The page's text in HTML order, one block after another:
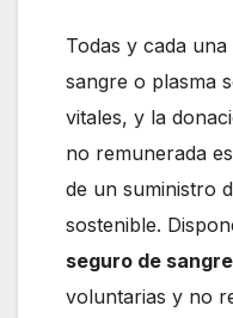
Todas y cada
sangre o plasma
vitales, y la
no remunerada
de un suministro
sostenible.
seguro de sangre
voluntarias y no